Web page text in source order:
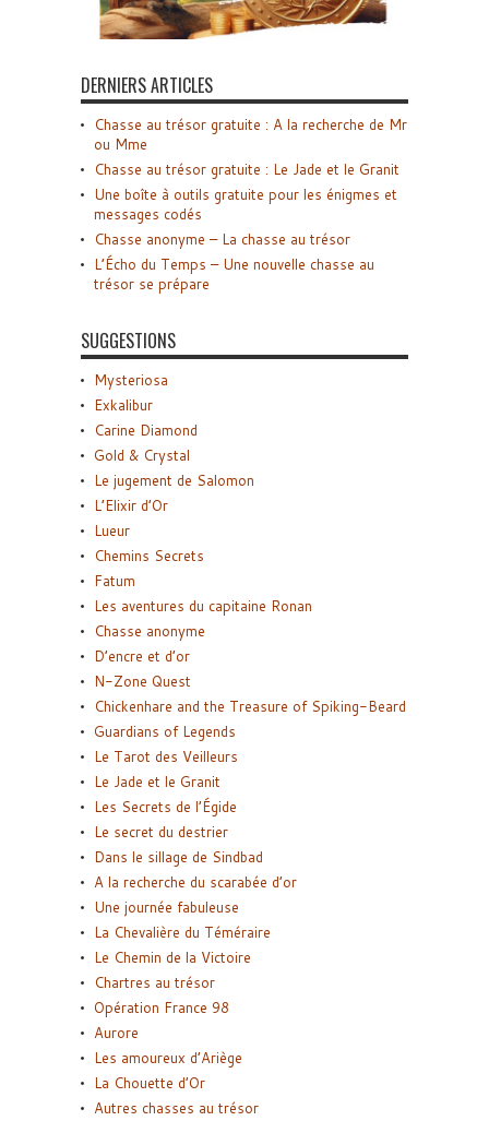
DERNIERS ARTICLES
Chasse au trésor gratuite : A la recherche de Mr
ou Mme
Chasse au trésor gratuite : Le Jade et le Granit
Une boîte à outils gratuite pour les énigmes et
messages codés
Chasse anonyme – La chasse au trésor
L’Écho du Temps – Une nouvelle chasse au
trésor se prépare
SUGGESTIONS
Mysteriosa
Exkalibur
Carine Diamond
Gold & Crystal
Le jugement de Salomon
L’Elixir d’Or
Lueur
Chemins Secrets
Fatum
Les aventures du capitaine Ronan
Chasse anonyme
D’encre et d’or
N-Zone Quest
Chickenhare and the Treasure of Spiking-Beard
Guardians of Legends
Le Tarot des Veilleurs
Le Jade et le Granit
Les Secrets de l’Égide
Le secret du destrier
Dans le sillage de Sindbad
A la recherche du scarabée d’or
Une journée fabuleuse
La Chevalière du Téméraire
Le Chemin de la Victoire
Chartres au trésor
Opération France 98
Aurore
Les amoureux d’Ariège
La Chouette d’Or
Autres chasses au trésor